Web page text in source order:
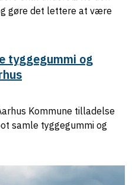
gøre det lettere at være
tyggegummi og
Kommune tilladelse
samle tyggegummi og